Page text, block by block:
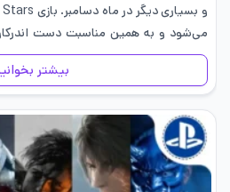
می‌شود و به همین مناسبت دست
آینده وعده‌های…
بیشتر